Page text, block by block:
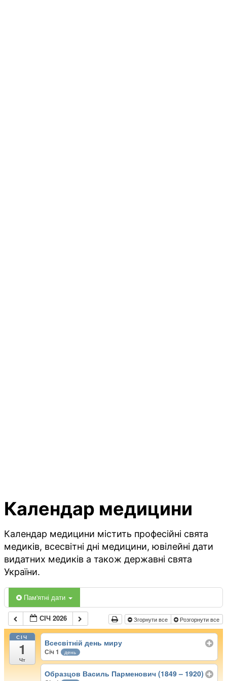
Календар медицини
Календар медицини містить професійні свята
медиків, всесвітні дні медицини, ювілейні дати
видатних медиків а також державні свята
України.
Пам'ятні дати
СІЧ 2026 Згорнути все Розгорнути все
СІЧ
1
Чт
Всесвітній день миру
Січ 1 день
Образцов Василь Парменович (1849 – 1920)